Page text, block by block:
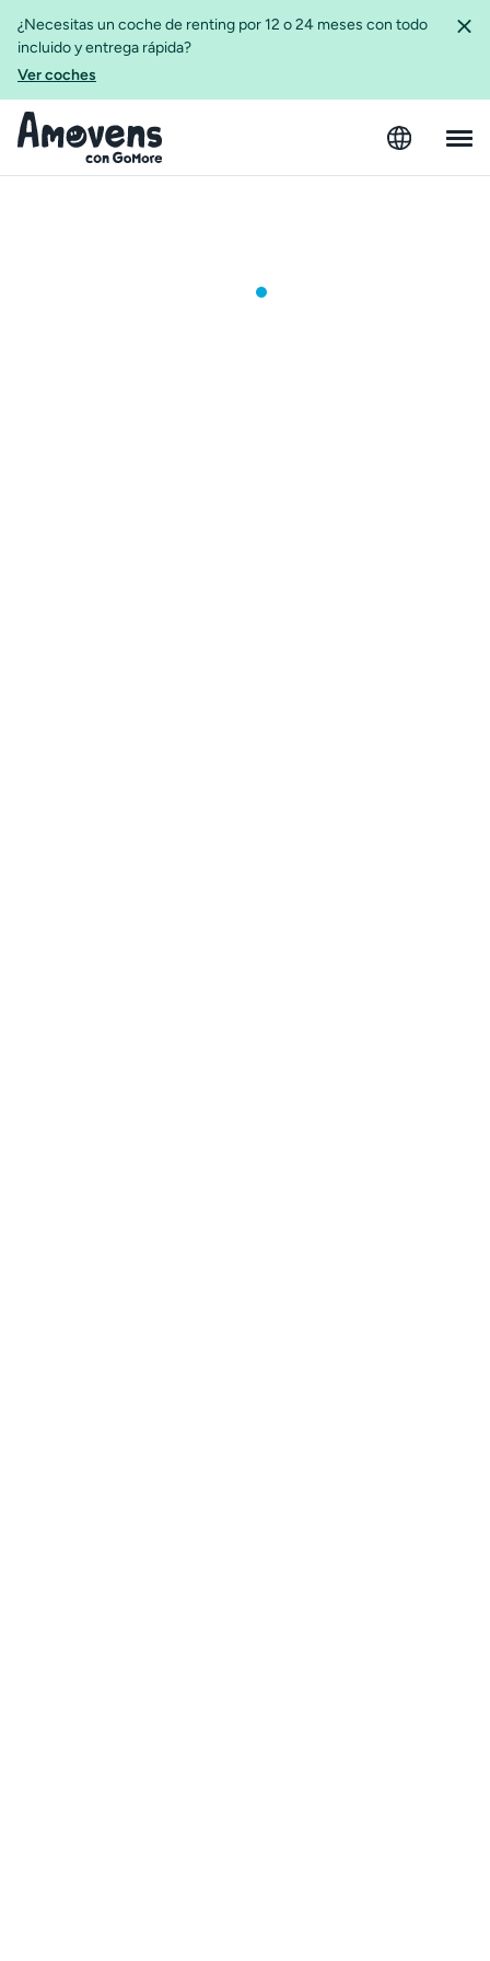
¿Necesitas un coche de renting por 12 o 24 meses con todo
incluido y entrega rápida?
Ver coches